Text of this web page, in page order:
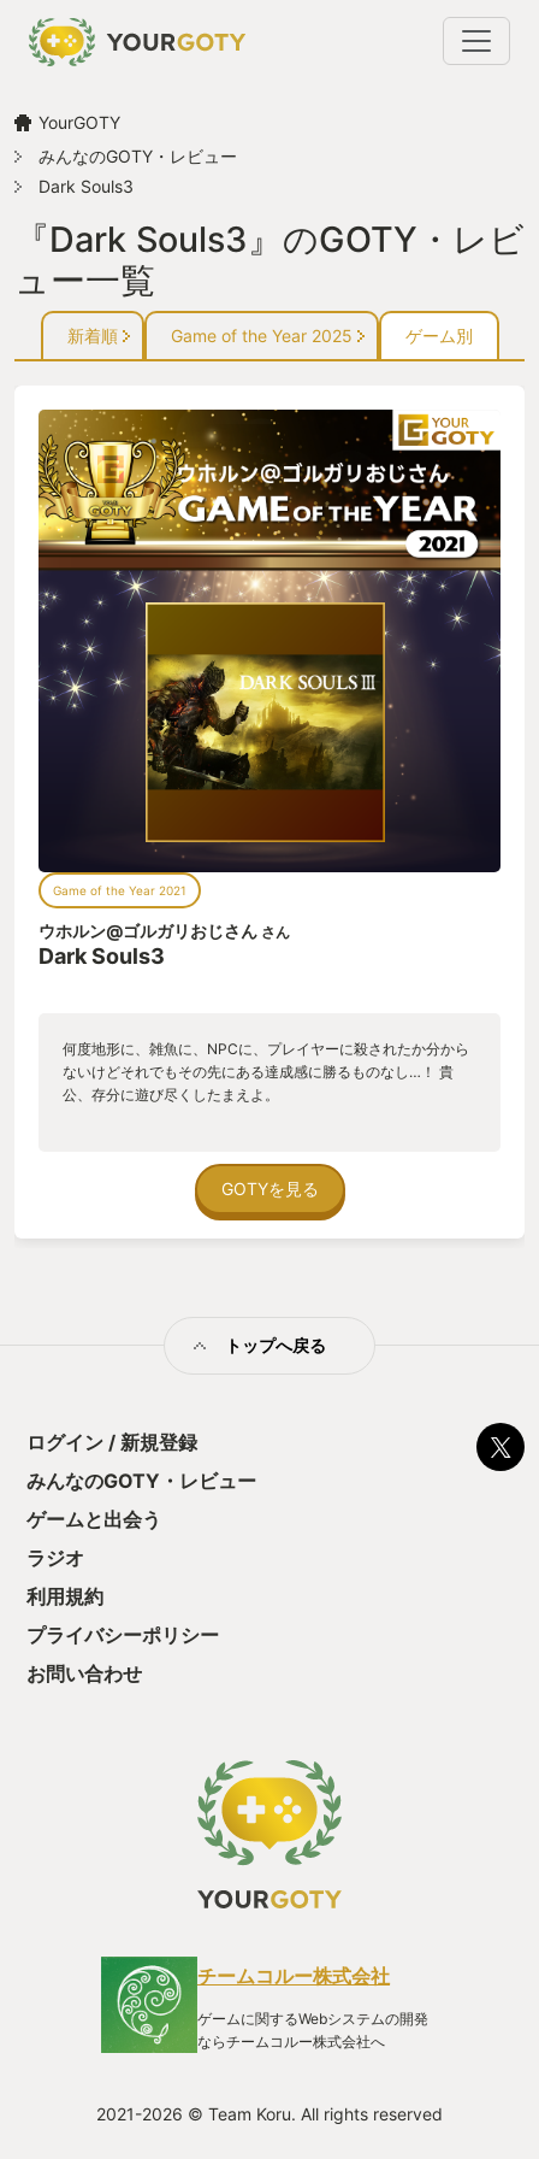
YourGOTY
みんなのGOTY・レビュー
Dark Souls3
『Dark Souls3』のGOTY・レビ
ュー一覧
新着順 Game of the Year 2025 ゲーム別
Game of the Year 2021
ウホルン@ゴルガリおじさん さん
Dark Souls3
何度地形に、雑魚に、NPCに、プレイヤーに殺されたか分から
ないけどそれでもその先にある達成感に勝るものなし…！ 貴
公、存分に遊び尽くしたまえよ。
GOTYを見る
トップへ戻る
ログイン / 新規登録
みんなのGOTY・レビュー
ゲームと出会う
ラジオ
利用規約
プライバシーポリシー
お問い合わせ
チームコルー株式会社
ゲームに関するWebシステムの開発
ならチームコルー株式会社へ
2021-2026 © Team Koru. All rights reserved